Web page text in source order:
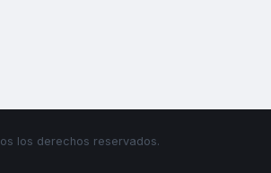
los derechos reservados.